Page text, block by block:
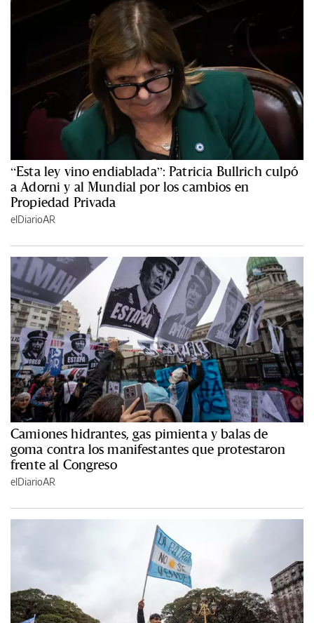
“Esta ley vino endiablada”: Patricia Bullrich culpó
a Adorni y al Mundial por los cambios en
Propiedad Privada
elDiarioAR
Camiones hidrantes, gas pimienta y balas de
goma contra los manifestantes que protestaron
frente al Congreso
elDiarioAR